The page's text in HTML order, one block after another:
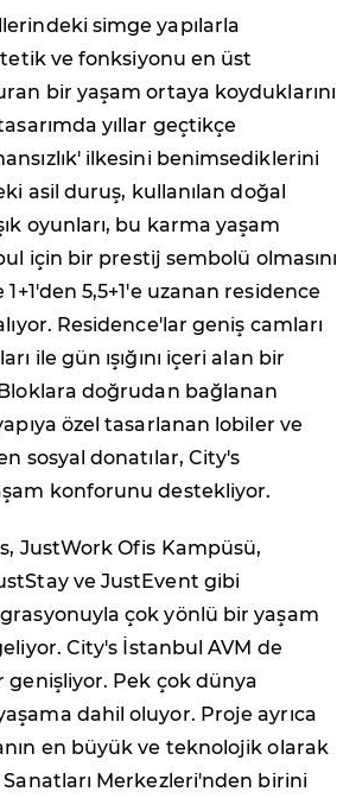
simge yapılarla
ve fonksiyonu en üst
bir yaşam ortaya koyduklarını
yıllar geçtikçe
ilkesini benimsediklerini
asil duruş, kullanılan doğal
oyunları, bu karma yaşam
için bir prestij sembolü olmasını
5,5+1'e uzanan residence
Residence'lar geniş camları
ile gün ışığını içeri alan bir
doğrudan bağlanan
özel tasarlanan lobiler ve
sosyal donatılar, City's
konforunu destekliyor.
JustWork Ofis Kampüsü,
ve JustEvent gibi
çok yönlü bir yaşam
City's İstanbul AVM de
genişliyor. Pek çok dünya
dahil oluyor. Proje ayrıca
en büyük ve teknolojik olarak
Merkezleri'nden birini